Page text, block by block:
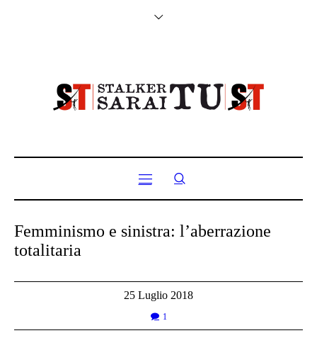
Femminismo e sinistra: l’aberrazione
totalitaria
25 Luglio 2018
1